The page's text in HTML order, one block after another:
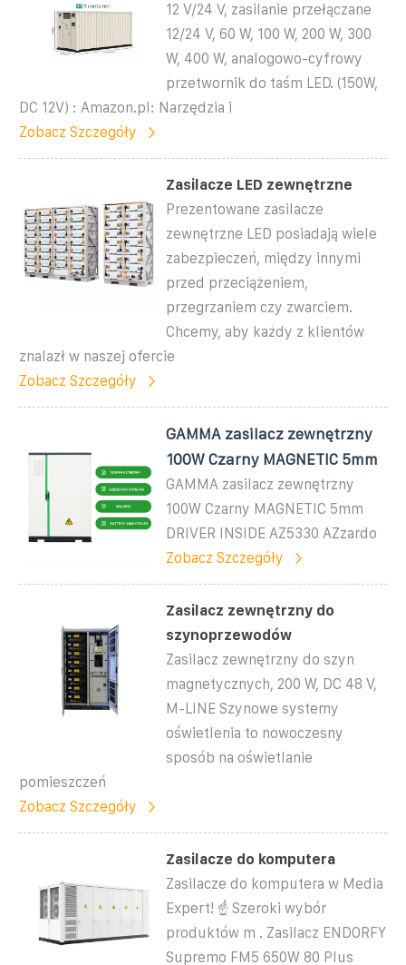
12 V/24 V, zasilanie przełączane
12/24 V, 60 W, 100 W, 200 W, 300
W, 400 W, analogowo-cyfrowy
przetwornik do taśm LED. (150W,
DC 12V) : Amazon.pl: Narzędzia i
Zobacz Szczegóły
Zasilacze LED zewnętrzne
Prezentowane zasilacze
zewnętrzne LED posiadają wiele
zabezpieczeń, między innymi
przed przeciążeniem,
przegrzaniem czy zwarciem.
Chcemy, aby każdy z klientów
znalazł w naszej ofercie
Zobacz Szczegóły
GAMMA zasilacz zewnętrzny
100W Czarny MAGNETIC 5mm
GAMMA zasilacz zewnętrzny
100W Czarny MAGNETIC 5mm
DRIVER INSIDE AZ5330 AZzardo
Zobacz Szczegóły
Zasilacz zewnętrzny do
szynoprzewodów
Zasilacz zewnętrzny do szyn
magnetycznych, 200 W, DC 48 V,
M-LINE Szynowe systemy
oświetlenia to nowoczesny
sposób na oświetlanie
pomieszczeń
Zobacz Szczegóły
Zasilacze do komputera
Zasilacze do komputera w Media
Expert! ☝ Szeroki wybór
produktów m . Zasilacz ENDORFY
Supremo FM5 650W 80 Plus